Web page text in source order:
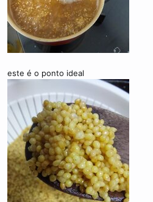
este é o ponto ideal